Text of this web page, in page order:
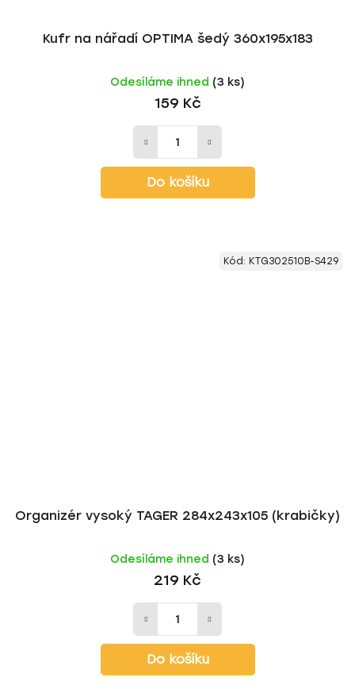
Kufr na nářadí OPTIMA šedý 360x195x183
Odesíláme ihned (3 ks)
159 Kč
Do košíku
Organizér vysoký TAGER 284x243x105 (krabičky)
Odesíláme ihned (3 ks)
219 Kč
Do košíku
Kód: KTG302510B-S429